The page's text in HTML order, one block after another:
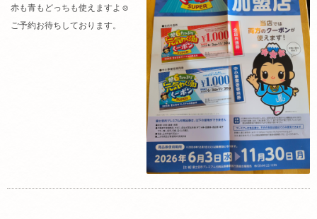
赤も青もどっちも使えますよ☺
ご予約お待ちしております。